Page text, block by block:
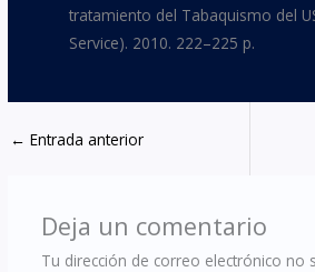
tratamiento del Tabaquismo del
Service). 2010. 222–225 p.
← Entrada anterior
Deja un comentario
Tu dirección de correo electrónico no